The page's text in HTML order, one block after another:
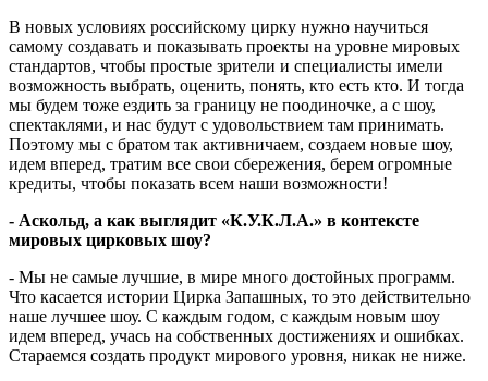
В новых условиях российскому цирку нужно научиться
самому создавать и показывать проекты на уровне мировых
стандартов, чтобы простые зрители и специалисты имели
возможность выбрать, оценить, понять, кто есть кто. И тогда
мы будем тоже ездить за границу не поодиночке, а с шоу,
спектаклями, и нас будут с удовольствием там принимать.
Поэтому мы с братом так активничаем, создаем новые шоу,
идем вперед, тратим все свои сбережения, берем огромные
кредиты, чтобы показать всем наши возможности!
- Аскольд, а как выглядит «К.У.К.Л.А.» в контексте
мировых цирковых шоу?
- Мы не самые лучшие, в мире много достойных программ.
Что касается истории Цирка Запашных, то это действительно
наше лучшее шоу. С каждым годом, с каждым новым шоу
идем вперед, учась на собственных достижениях и ошибках.
Стараемся создать продукт мирового уровня, никак не ниже.